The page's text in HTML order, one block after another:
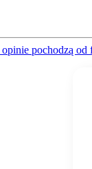
pochodzą